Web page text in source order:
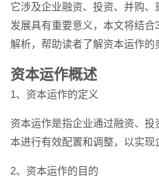
它涉及企业融资、投资、并购
发展具有重要意义，本文将结
解析，帮助读者了解资本运作的
资本运作概述
1、资本运作的定义
资本运作是指企业通过融资、
本进行有效配置和调整，以实现
2、资本运作的目的